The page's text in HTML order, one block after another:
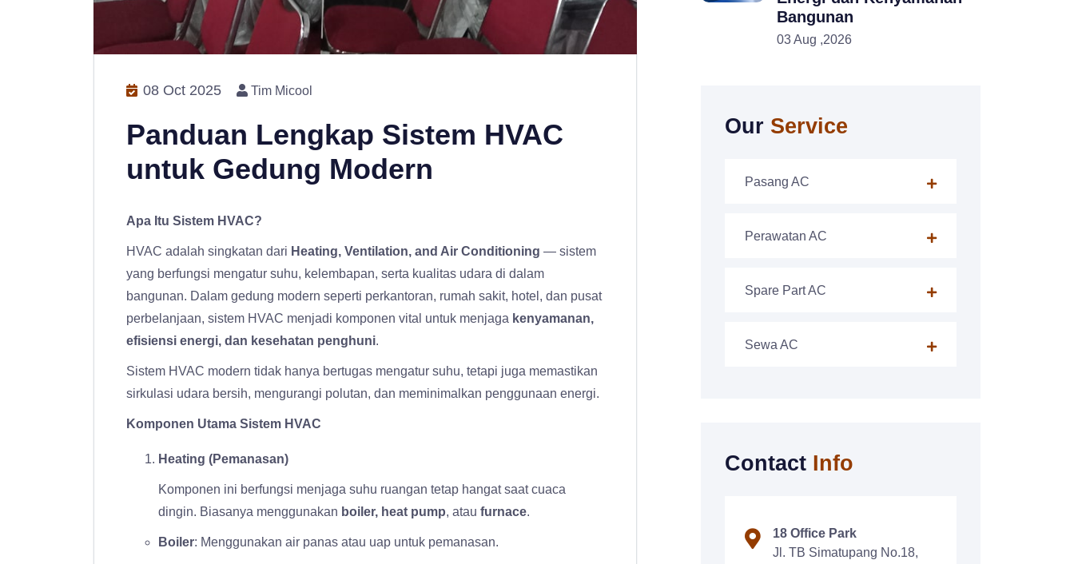
08 Oct 2025 Tim Micool
Panduan Lengkap Sistem HVAC
untuk Gedung Modern
Apa Itu Sistem HVAC?
HVAC adalah singkatan dari Heating, Ventilation, and Air Conditioning — sistem
yang berfungsi mengatur suhu, kelembapan, serta kualitas udara di dalam
bangunan. Dalam gedung modern seperti perkantoran, rumah sakit, hotel, dan pusat
perbelanjaan, sistem HVAC menjadi komponen vital untuk menjaga kenyamanan,
efisiensi energi, dan kesehatan penghuni.
Sistem HVAC modern tidak hanya bertugas mengatur suhu, tetapi juga memastikan
sirkulasi udara bersih, mengurangi polutan, dan meminimalkan penggunaan energi.
Komponen Utama Sistem HVAC
Heating (Pemanasan)
Komponen ini berfungsi menjaga suhu ruangan tetap hangat saat cuaca
dingin. Biasanya menggunakan boiler, heat pump, atau furnace.
Boiler: Menggunakan air panas atau uap untuk pemanasan.
Bangunan
03 Aug ,2026
Our Service
Pasang AC
Perawatan AC
Spare Part AC
Sewa AC
Contact Info
18 Office Park
Jl. TB Simatupang No.18,